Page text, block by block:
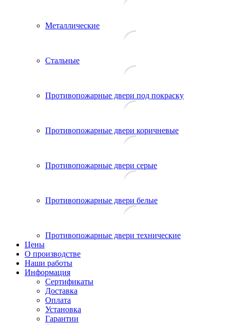
Металлические
Стальные
Противопожарные двери под покраску
Противопожарные двери коричневые
Противопожарные двери серые
Противопожарные двери белые
Противопожарные двери технические
Цены
О производстве
Наши работы
Информация
Сертификаты
Доставка
Оплата
Установка
Гарантии